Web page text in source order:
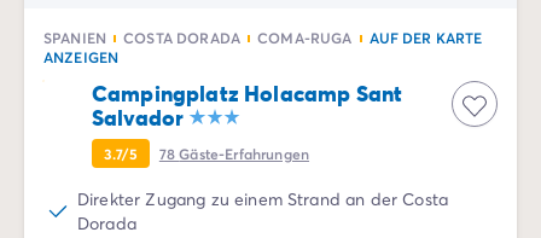
SPANIEN COSTA DORADA COMA-RUGA
AUF DER KARTE
ANZEIGEN
Campingplatz Holacamp Sant
Salvador
3.7/5 78Gäste-Erfahrungen
Direkter Zugang zu einem Strand an der Costa
Dorada